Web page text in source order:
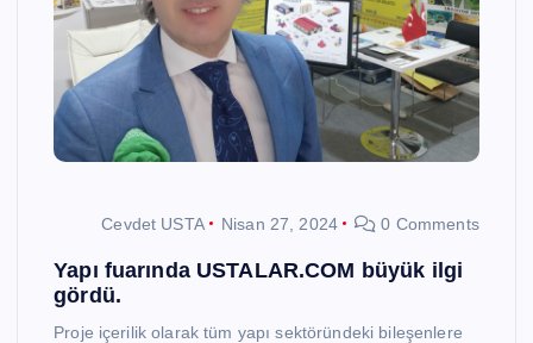
Cevdet USTA Nisan 27, 2024 0 Comments
Yapı fuarında USTALAR.COM büyük ilgi
gördü.
Proje içerilik olarak tüm yapı sektöründeki bileşenlere